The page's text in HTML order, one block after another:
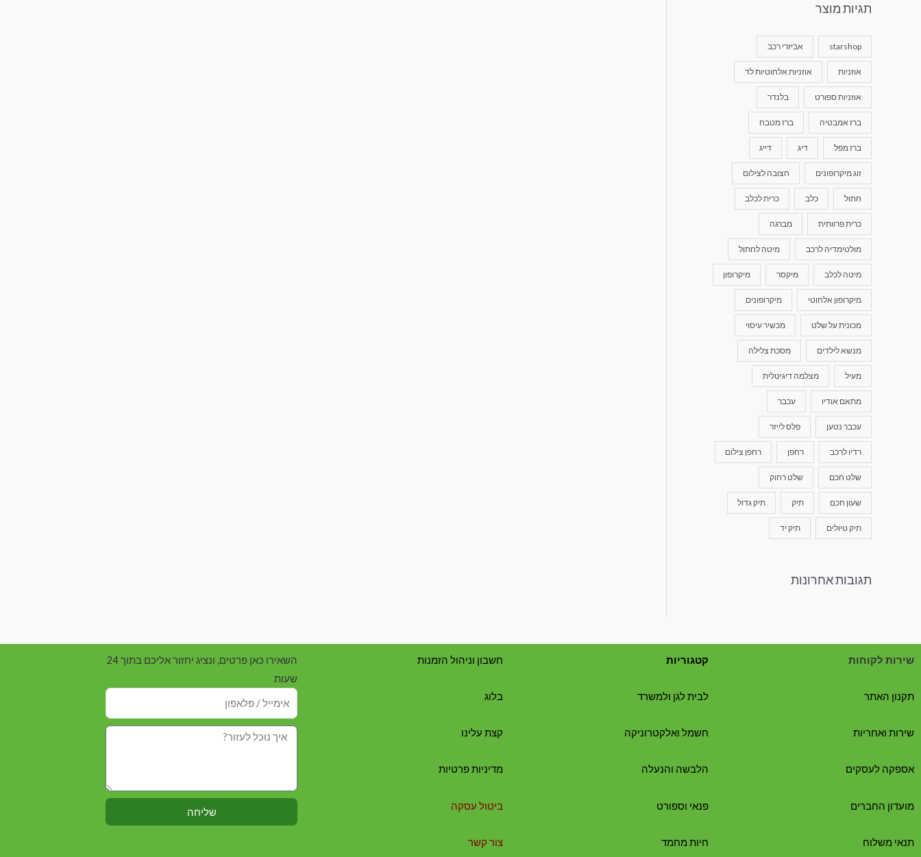
תגיות מוצר
starshop אביזרי רכב
אוזניות אוזניות אלחוטיות לד
אוזניות ספורט בלנדר
ברז אמבטיה ברז מטבח
ברז מפל דיג דייג
זוג מיקרופונים חצובה לצילום
חתול כלב כרית לכלב
כרית פרוותית מברגה
מולטימדיה לרכב מיטה לחתול
מיטה לכלב מיקסר מיקרופון
מיקרופון אלחוטי מיקרופונים
מכונית על שלט מכשיר עיסוי
מנשא לילדים מסכת צלילה
מעיל מצלמה דיגיטלית
מתאם אודיו עכבר
עכבר נטען פלס לייזר
רדיו לרכב רחפן רחפן צילום
שלט חכם שלט רחוק
שעון חכם תיק תיק גדול
תיק טיולים תיק יד
תגובות אחרונות
שירות לקוחות
תקנון האתר
שירות ואחריות
אספקה לעסקים
מועדון החברים
תנאי משלוח
קטגוריות
לבית לגן ולמשרד
חשמל ואלקטרוניקה
הלבשה והנעלה
פנאי וספורט
חיות מחמד
חשבון וניהול הזמנות
בלוג
קצת עלינו
מדיניות פרטיות
ביטול עסקה
צור קשר
השאירו כאן פרטים, ונציג יחזור אליכם בתוך 24
שעות
שליחה